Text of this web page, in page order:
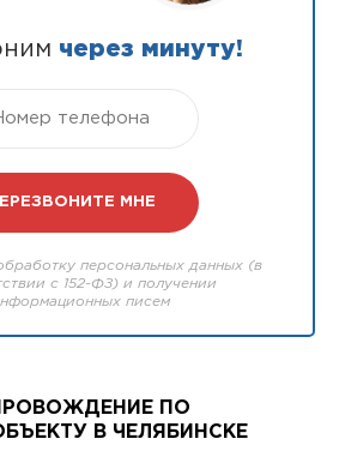
через минуту!
персональных данных (в
с 152-ФЗ) и получении
писем
ПО
В ЧЕЛЯБИНСКЕ